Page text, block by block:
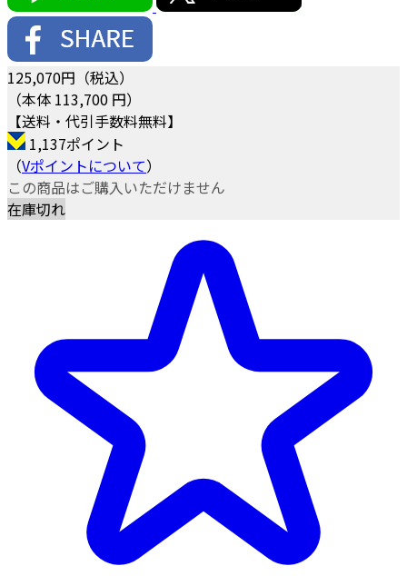
125,070円（税込）
（本体 113,700 円）
【送料・代引手数料無料】
1,137ポイント
（Vポイントについて）
この商品はご購入いただけません
在庫切れ